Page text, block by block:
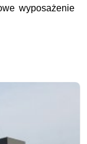
wyposażenie